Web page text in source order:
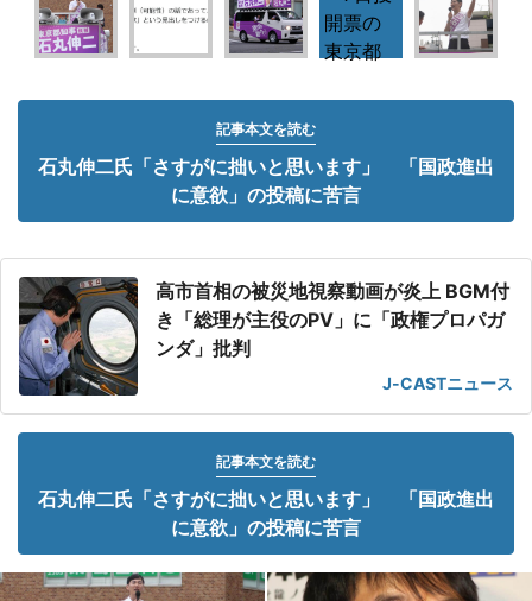
記事本文を読む
石丸伸二氏「さすがに拙いと思います」 「国政進出
に意欲」の投稿に苦言
高市首相の被災地視察動画が炎上 BGM付
き「総理が主役のPV」に「政権プロパガ
ンダ」批判
J-CASTニュース
記事本文を読む
石丸伸二氏「さすがに拙いと思います」 「国政進出
に意欲」の投稿に苦言